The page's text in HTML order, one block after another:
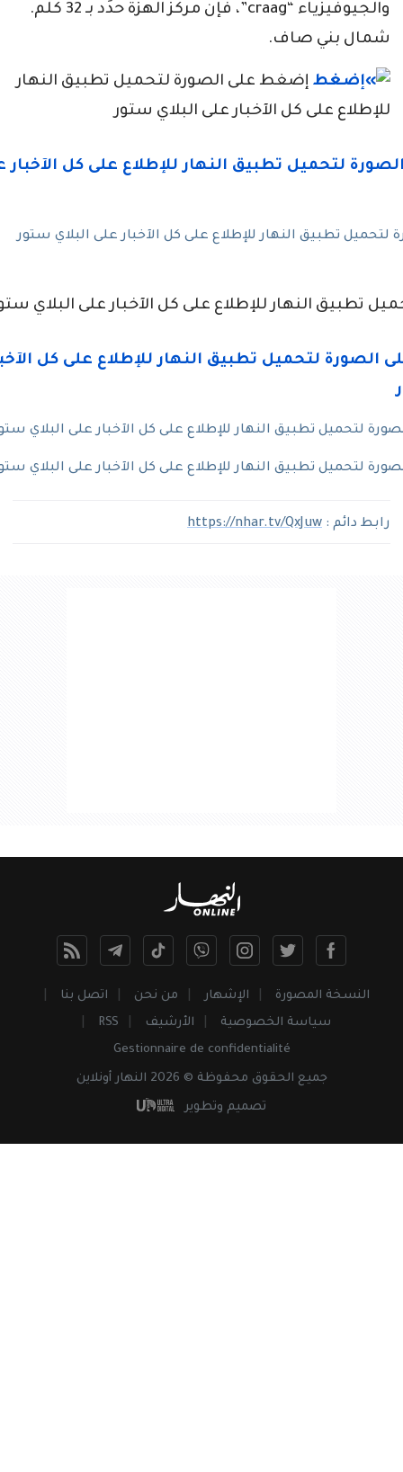
والجيوفيزياء “craag”، فإن مركز الهزة حدِّد بـ 32 كلم.
شمال بني صاف.
إضغط على الصورة لتحميل تطبيق النهار
للإطلاع على كل الآخبار على البلاي ستور
تطبيق النهار للإطلاع على كل الآخبار على البلاي ستور
تطبيق النهار للإطلاع على كل الآخبار على البلاي
لتحميل تطبيق النهار للإطلاع على كل الآخبار على البلاي
لتحميل تطبيق النهار للإطلاع على كل الآخبار على البلاي
رابط دائم : https://nhar.tv/QxJuw
النسخة المصورة الإشهار من نحن
اتصل بنا
سياسة الخصوصية
الأرشيف
RSS
Gestionnaire de confidentialité
جميع الحقوق محفوظة © 2026 النهار أونلاين
تصميم وتطوير